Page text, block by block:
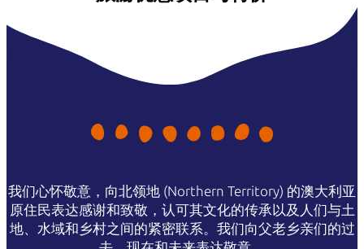
我们心怀敬意，向北领地 (Northern Territory) 的澳大利亚
原住民表达感谢和致敬，认可其文化的传承以及人们与土
地、水域和乡村之间的紧密联系。我们向父老乡亲们的过